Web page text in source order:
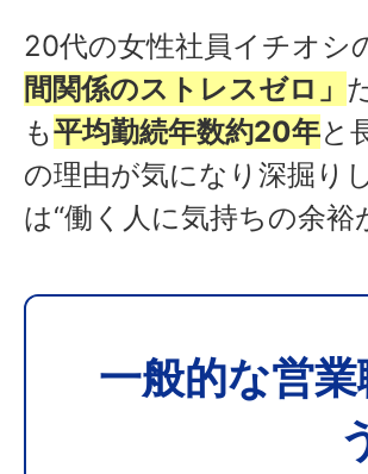
20代の女性社員イチオシ
間関係のストレスゼロ」
も平均勤続年数約20年と
の理由が気になり深掘り
は“働く人に気持ちの余
一般的な営